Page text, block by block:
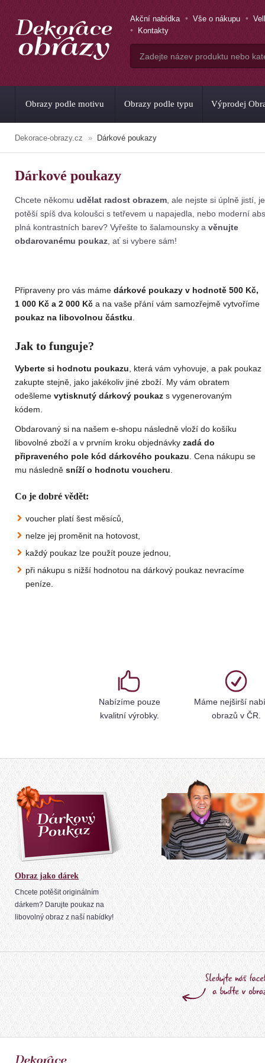
Akční nabídka Vše o nákupu
Kontakty
Obrazy podle motivu Obrazy podle typu Výprodej
Dekorace-obrazy.cz Dárkové poukazy
Dárkové poukazy
Chcete někomu udělat radost obrazem , ale nejste si úplně jistí,
potěší spíš dva koloušci s tetřevem u napajedla, nebo moderní
plná kontrastních barev? Vyřešte to šalamounsky a věnujte
obdarovanému poukaz , ať si vybere sám!
Připraveny pro vás máme dárkové poukazy v hodnotě 500 Kč,
1 000 Kč a 2 000 Kč a na vaše přání vám samozřejmě vytvoříme
poukaz na libovolnou částku
Jak to funguje?
Vyberte si hodnotu poukazu , která vám vyhovuje, a pak poukaz
zakupte stejně, jako jakékoliv jiné zboží. My vám obratem
odešleme vytisknutý dárkový poukaz s vygenerovaným
kódem.
Obdarovaný si na našem e-shopu následně vloží do košíku
libovolné zboží a v prvním kroku objednávky zadá do
připraveného pole kód dárkového poukazu . Cena nákupu se
mu následně sníží o hodnotu voucheru
Co je dobré vědět:
voucher platí šest měsíců,
nelze jej proměnit na hotovost,
každý poukaz lze použít pouze jednou,
při nákupu s nižší hodnotou na dárkový poukaz nevracíme
peníze.
Nabízíme pouze
kvalitní výrobky.
Máme nejširší
obrazů v ČR.
Obraz jako dárek
Chcete potěšit originálním
dárkem? Darujte poukaz na
libovolný obraz z naší nabídky!